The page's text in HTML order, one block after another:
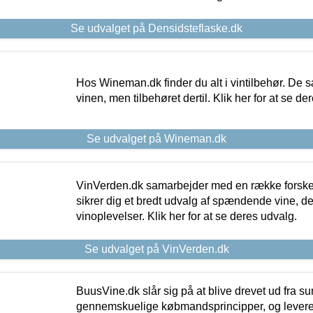
Se udvalget på Densidsteflaske.dk
Hos Wineman.dk finder du alt i vintilbehør. De
vinen, men tilbehøret dertil. Klik her for at se
Se udvalget på Wineman.dk
VinVerden.dk samarbejder med en række
sikrer dig et bredt udvalg af spændende vine,
vinoplevelser. Klik her for at se deres udvalg.
Se udvalget på VinVerden.dk
BuusVine.dk slår sig på at blive drevet ud fra
gennemskuelige købmandsprincipper, og